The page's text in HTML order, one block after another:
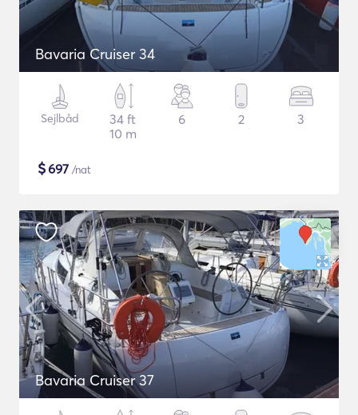
Bavaria Cruiser 34
Sejlbåd
34 ft
10 m
6 2 3
$697 /nat
Bavaria Cruiser 37